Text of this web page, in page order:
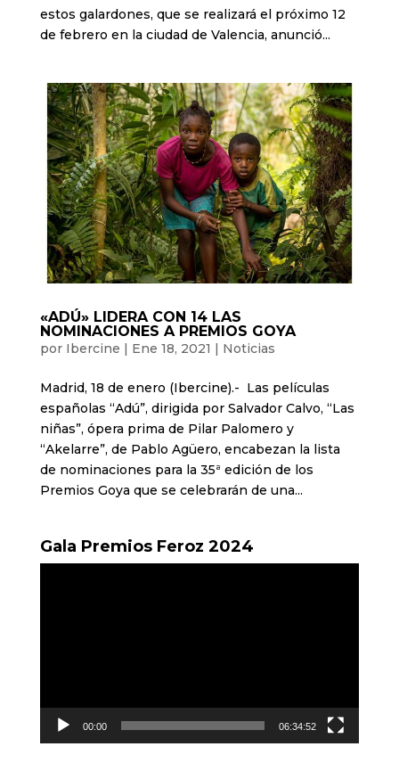
estos galardones, que se realizará el próximo 12
de febrero en la ciudad de Valencia, anunció...
«ADÚ» LIDERA CON 14 LAS
NOMINACIONES A PREMIOS GOYA
por Ibercine | Ene 18, 2021 | Noticias
Madrid, 18 de enero (Ibercine).- Las películas
españolas “Adú”, dirigida por Salvador Calvo, “Las
niñas”, ópera prima de Pilar Palomero y
“Akelarre”, de Pablo Agüero, encabezan la lista
de nominaciones para la 35ª edición de los
Premios Goya que se celebrarán de una...
Gala Premios Feroz 2024
00:00 06:34:52